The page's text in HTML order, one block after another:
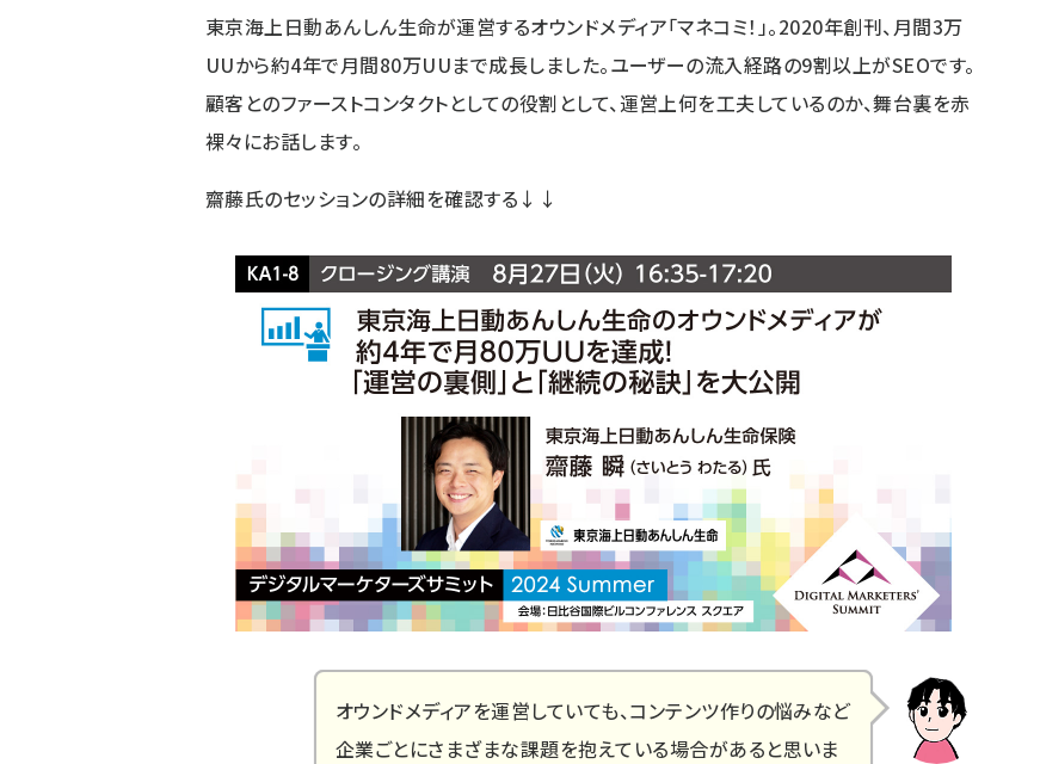
東京海上日動あんしん生命が運営するオウンドメディア「マネコミ！」。2020年創刊、月間3万
UUから約4年で月間80万UUまで成長しました。ユーザーの流入経路の9割以上がSEOです。
顧客とのファーストコンタクトとしての役割として、運営上何を工夫しているのか、舞台裏を赤
裸々にお話します。
齋藤氏のセッションの詳細を確認する↓↓
オウンドメディアを運営していても、コンテンツ作りの悩みなど
企業ごとにさまざまな課題を抱えている場合があると思いま